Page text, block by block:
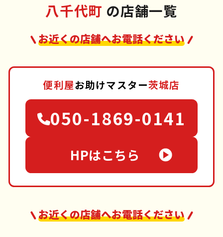
八千代町 の店舗一覧
お近くの店舗へお電話ください
便利屋お助けマスター茨城店
050-1869-0141
HPはこちら
お近くの店舗へお電話ください